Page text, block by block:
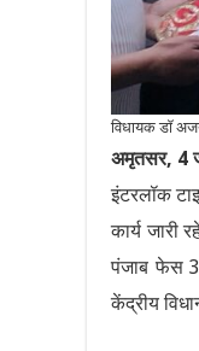
विधायक डॉ
अमृतसर, 4
इंटरलॉक
कार्य जारी
पंजाब फेस 3
केंद्रीय